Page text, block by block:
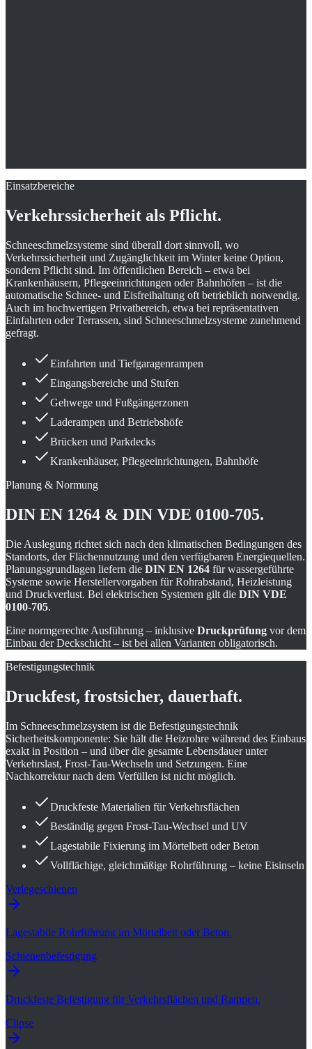
Einsatzbereiche
Verkehrssicherheit als Pflicht.
Schneeschmelzsysteme sind überall dort sinnvoll, wo
Verkehrssicherheit und Zugänglichkeit im Winter keine Option,
sondern Pflicht sind. Im öffentlichen Bereich – etwa bei
Krankenhäusern, Pflegeeinrichtungen oder Bahnhöfen – ist die
automatische Schnee- und Eisfreihaltung oft betrieblich notwendig.
Auch im hochwertigen Privatbereich, etwa bei repräsentativen
Einfahrten oder Terrassen, sind Schneeschmelzsysteme zunehmend
gefragt.
Einfahrten und Tiefgaragenrampen
Eingangsbereiche und Stufen
Gehwege und Fußgängerzonen
Laderampen und Betriebshöfe
Brücken und Parkdecks
Krankenhäuser, Pflegeeinrichtungen, Bahnhöfe
Planung & Normung
DIN EN 1264 & DIN VDE 0100-705.
Die Auslegung richtet sich nach den klimatischen Bedingungen des
Standorts, der Flächennutzung und den verfügbaren Energiequellen.
Planungsgrundlagen liefern die DIN EN 1264 für wassergeführte
Systeme sowie Herstellervorgaben für Rohrabstand, Heizleistung
und Druckverlust. Bei elektrischen Systemen gilt die DIN VDE
0100-705.
Eine normgerechte Ausführung – inklusive Druckprüfung vor dem
Einbau der Deckschicht – ist bei allen Varianten obligatorisch.
Befestigungstechnik
Druckfest, frostsicher, dauerhaft.
Im Schneeschmelzsystem ist die Befestigungstechnik
Sicherheitskomponente: Sie hält die Heizrohre während des Einbaus
exakt in Position – und über die gesamte Lebensdauer unter
Verkehrslast, Frost-Tau-Wechseln und Setzungen. Eine
Nachkorrektur nach dem Verfüllen ist nicht möglich.
Druckfeste Materialien für Verkehrsflächen
Beständig gegen Frost-Tau-Wechsel und UV
Lagestabile Fixierung im Mörtelbett oder Beton
Vollflächige, gleichmäßige Rohrführung – keine Eisinseln
Verlegeschienen
Lagestabile Rohrführung im Mörtelbett oder Beton.
Schienenbefestigung
Druckfeste Befestigung für Verkehrsflächen und Rampen.
Clipse